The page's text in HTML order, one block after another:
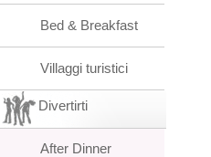
Bed & Breakfast
Villaggi turistici
Divertirti
After Dinner